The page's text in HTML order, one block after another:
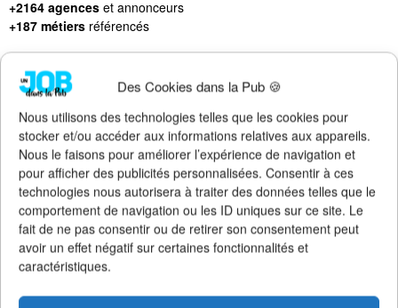
Des Cookies dans la Pub 🍪
Nous utilisons des technologies telles que les cookies pour
stocker et/ou accéder aux informations relatives aux appareils.
Nous le faisons pour améliorer l’expérience de navigation et
pour afficher des publicités personnalisées. Consentir à ces
technologies nous autorisera à traiter des données telles que le
comportement de navigation ou les ID uniques sur ce site. Le
fait de ne pas consentir ou de retirer son consentement peut
avoir un effet négatif sur certaines fonctionnalités et
caractéristiques.
+2164 agences et annonceurs
+187 métiers référencés
LES DERNIERS JOBS PUBLIÉS
CDI : Directeur de Clientè chez Socialy
CDI : Social Media Manager chez Socialy
Altern : Chef de Publicité Ju chez Publicis Con
CDI : Responsable Social Me chez Béaba
CDI : TV Producer chez McCann Paris
Stage : Chef de Projet chez Publicis Con
Stage : Chef de Projet chez Raymonde
CDI : Assistant de Directio chez Les Sales Go